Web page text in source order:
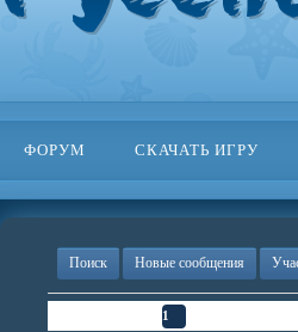
ФОРУМ СКАЧАТЬ ИГРУ
Поиск Новые сообщения
1